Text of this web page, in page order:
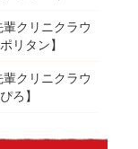
クリニクラウ
リタン】
クリニクラウ
ろ】